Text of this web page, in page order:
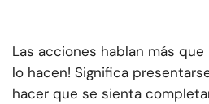
Las acciones hablan más que
lo hacen! Significa
hacer que se sienta